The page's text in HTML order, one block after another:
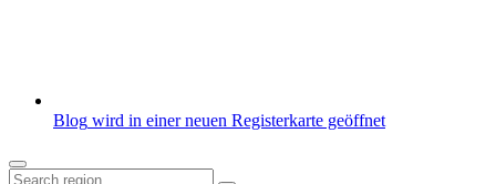
Blog wird in einer neuen Registerkarte geöffnet